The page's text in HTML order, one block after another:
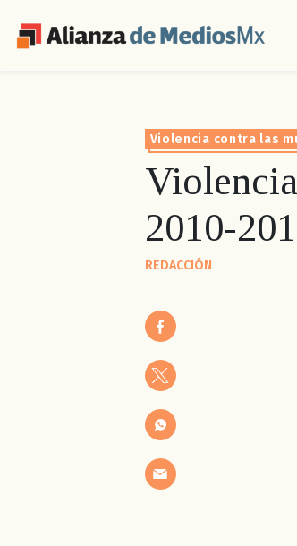
Violencia contra las
2010-
REDACCIÓN